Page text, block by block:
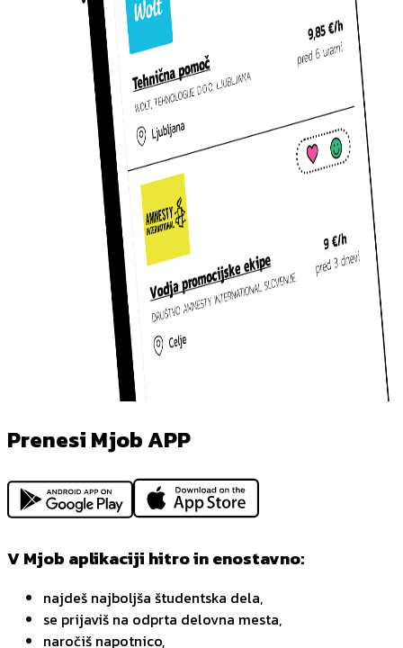
Prenesi Mjob APP
V Mjob aplikaciji hitro in enostavno:
najdeš najboljša študentska dela,
se prijaviš na odprta delovna mesta,
naročiš napotnico,